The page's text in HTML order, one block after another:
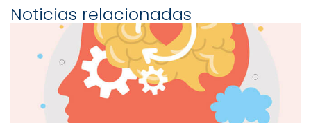
Noticias relacionadas